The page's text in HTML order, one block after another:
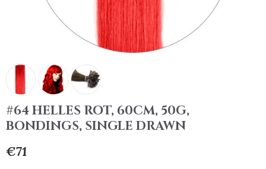
#64 HELLES ROT, 60CM, 50G,
BONDINGS, SINGLE DRAWN
€71